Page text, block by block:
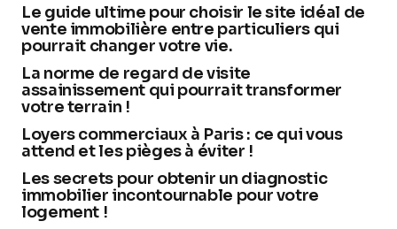
Le guide ultime pour choisir le site idéal de
vente immobilière entre particuliers qui
pourrait changer votre vie.
La norme de regard de visite
assainissement qui pourrait transformer
votre terrain !
Loyers commerciaux à Paris : ce qui vous
attend et les pièges à éviter !
Les secrets pour obtenir un diagnostic
immobilier incontournable pour votre
logement !